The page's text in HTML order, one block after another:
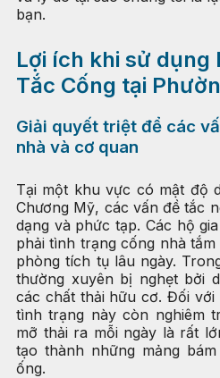
bạn.
Lợi ích khi sử dụng
Tắc Cống tại
Giải quyết triệt để các
nhà và cơ quan
Tại một khu vực có mật độ
Chương Mỹ, các vấn đề tắc
dạng và phức tạp. Các hộ
phải tình trạng cống nhà
phòng tích tụ lâu ngày.
thường xuyên bị nghẹt bởi
các chất thải hữu cơ. Đối với
tình trạng này còn nghiêm
mỡ thải ra mỗi ngày là rất
tạo thành những mảng
ống.